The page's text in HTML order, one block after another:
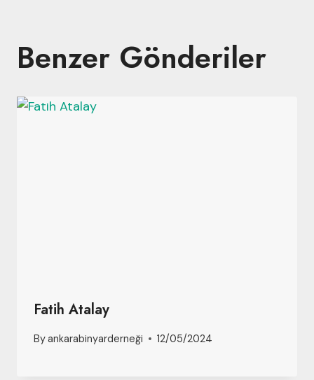
Benzer Gönderiler
Fatih Atalay
Byankarabinyarderneği 12/05/2024